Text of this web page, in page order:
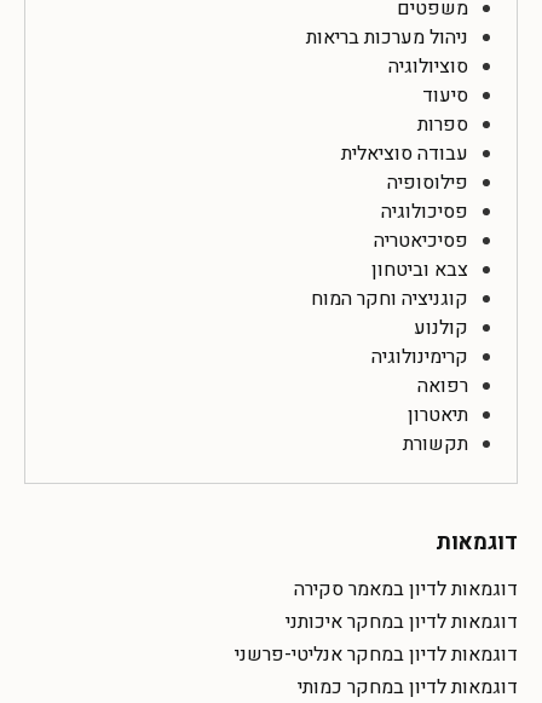
משפטים
ניהול מערכות בריאות
סוציולוגיה
סיעוד
ספרות
עבודה סוציאלית
פילוסופיה
פסיכולוגיה
פסיכיאטריה
צבא וביטחון
קוגניציה וחקר המוח
קולנוע
קרימינולוגיה
רפואה
תיאטרון
תקשורת
דוגמאות
דוגמאות לדיון במאמר סקירה
דוגמאות לדיון במחקר איכותני
דוגמאות לדיון במחקר אנליטי-פרשני
דוגמאות לדיון במחקר כמותי